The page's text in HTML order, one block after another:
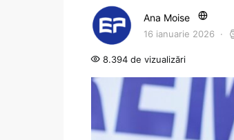
Ana Moise
16 ianuarie 2026
8.394 de vizualizări